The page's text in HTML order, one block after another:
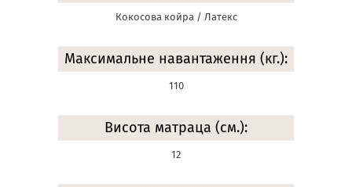
Кокосова койра / Латекс
Максимальне навантаження (кг.):
110
Висота матраца (см.):
12